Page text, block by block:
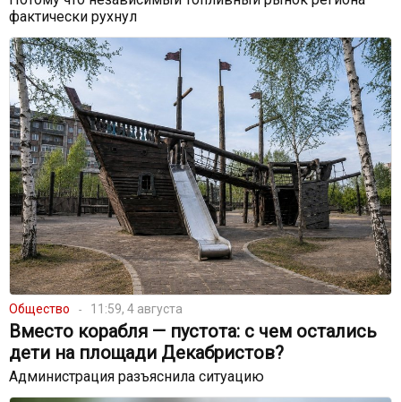
фактически рухнул
Общество 11:59, 4 августа
Вместо корабля — пустота: с чем остались
дети на площади Декабристов?
Администрация разъяснила ситуацию